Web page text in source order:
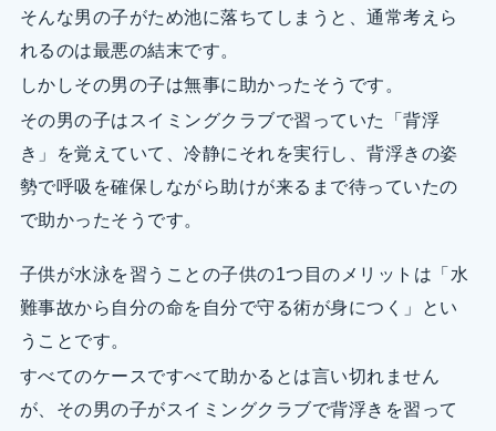
そんな男の子がため池に落ちてしまうと、通常考えら
れるのは最悪の結末です。
しかしその男の子は無事に助かったそうです。
その男の子はスイミングクラブで習っていた「背浮
き」を覚えていて、冷静にそれを実行し、背浮きの姿
勢で呼吸を確保しながら助けが来るまで待っていたの
で助かったそうです。
子供が水泳を習うことの子供の1つ目のメリットは「水
難事故から自分の命を自分で守る術が身につく」とい
うことです。
すべてのケースですべて助かるとは言い切れません
が、その男の子がスイミングクラブで背浮きを習って